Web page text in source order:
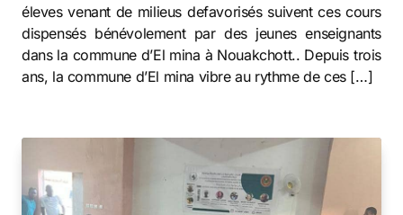
éleves venant de milieus defavorisés suivent ces cours
dispensés bénévolement par des jeunes enseignants
dans la commune d’El mina à Nouakchott.. Depuis trois
ans, la commune d’El mina vibre au rythme de ces […]